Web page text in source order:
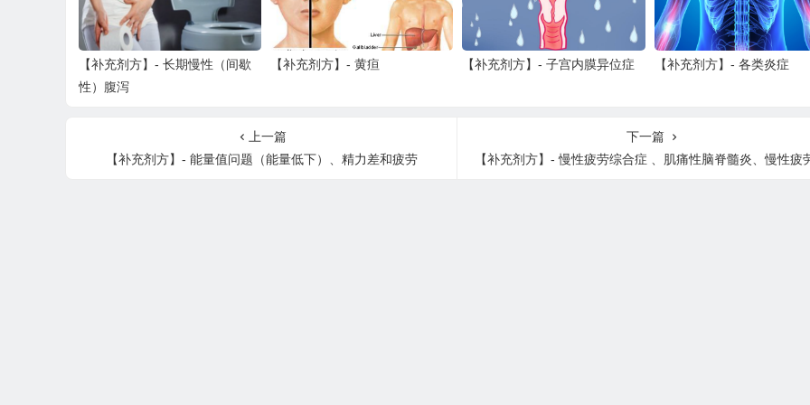
【补充剂方】- 长期慢性（间歇
性）腹泻
【补充剂方】- 黄疸 【补充剂方】- 子宫内膜异位症 【补充剂方】- 各类炎症
上一篇
【补充剂方】- 能量值问题（能量低下）、精力差和疲劳
下一篇
【补充剂方】- 慢性疲劳综合症 、肌痛性脑脊髓炎、慢性疲劳免疫功能障碍、全身劳累不耐